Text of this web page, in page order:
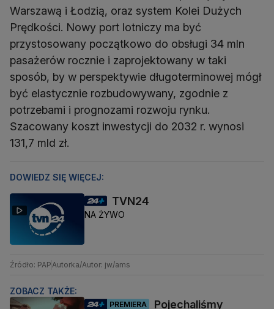
Warszawą i Łodzią, oraz system Kolei Dużych
Prędkości. Nowy port lotniczy ma być
przystosowany początkowo do obsługi 34 mln
pasażerów rocznie i zaprojektowany w taki
sposób, by w perspektywie długoterminowej mógł
być elastycznie rozbudowywany, zgodnie z
potrzebami i prognozami rozwoju rynku.
Szacowany koszt inwestycji do 2032 r. wynosi
131,7 mld zł.
DOWIEDZ SIĘ WIĘCEJ:
TVN24
NA ŻYWO
Źródło: PAPAutorka/Autor: jw/ams
ZOBACZ TAKŻE:
PREMIERA
Pojechaliśmy